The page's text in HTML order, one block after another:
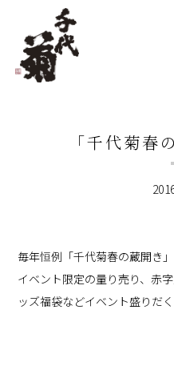
「千代菊春
毎年恒例「千代菊春の蔵開き
イベント限定の量り売り、赤
ッズ福袋などイベント盛りだ